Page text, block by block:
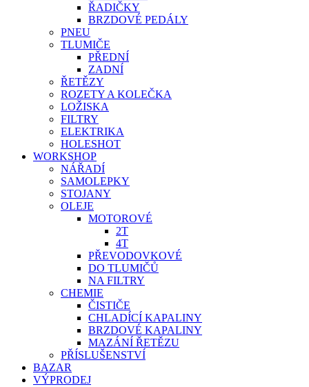
ŘADIČKY
BRZDOVÉ PEDÁLY
PNEU
TLUMIČE
PŘEDNÍ
ZADNÍ
ŘETĚZY
ROZETY A KOLEČKA
LOŽISKA
FILTRY
ELEKTRIKA
HOLESHOT
WORKSHOP
NÁŘADÍ
SAMOLEPKY
STOJANY
OLEJE
MOTOROVÉ
2T
4T
PŘEVODOVKOVÉ
DO TLUMIČŮ
NA FILTRY
CHEMIE
ČISTIČE
CHLADÍCÍ KAPALINY
BRZDOVÉ KAPALINY
MAZÁNÍ ŘETĚZU
PŘÍSLUŠENSTVÍ
BAZAR
VÝPRODEJ